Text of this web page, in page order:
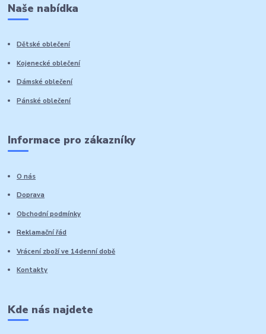
Naše nabídka
Dětské oblečení
Kojenecké oblečení
Dámské oblečení
Pánské oblečení
Informace pro zákazníky
O nás
Doprava
Obchodní podmínky
Reklamační řád
Vrácení zboží ve 14denní době
Kontakty
Kde nás najdete